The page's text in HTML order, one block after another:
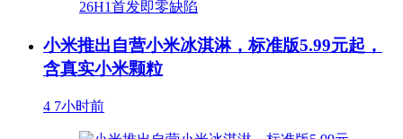
小米推出自营小米冰淇淋，标准版5.99元起，
含真实小米颗粒
4 7小时前